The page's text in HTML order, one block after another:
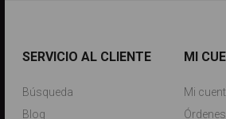
SERVICIO AL CLIENTE
Búsqueda
Blog
MI
Mi
Órdenes